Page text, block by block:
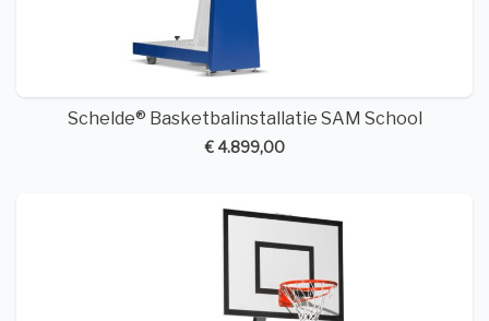
Schelde® Basketbalinstallatie SAM School
€ 4.899,00